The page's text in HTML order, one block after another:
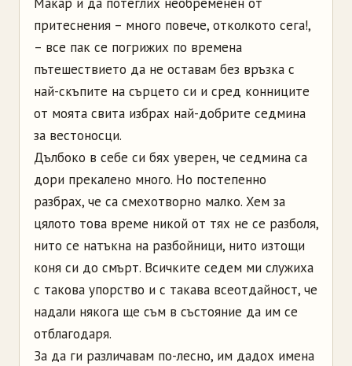
притеснения – много повече, отколкото сега!,
– все пак се погрижих по времена
пътешествието да не оставам без връзка с
най-скъпите на сърцето си и сред конниците
от моята свита избрах най-добрите седмина
за вестоносци.
Дълбоко в себе си бях уверен, че седмина са
дори прекалено много. Но постепенно
разбрах, че са смехотворно малко. Хем за
цялото това време никой от тях не се разболя,
нито се натъкна на разбойници, нито изтощи
коня си до смърт. Всичките седем ми служиха
с такова упорство и с такава всеотдайност, че
надали някога ще съм в състояние да им се
отблагодаря.
За да ги различавам по-лесно, им дадох имена